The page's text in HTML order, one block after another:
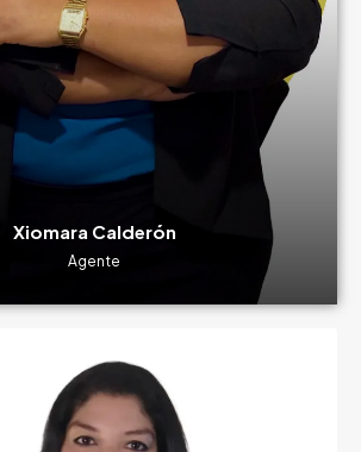
Xiomara Calderón
Agente